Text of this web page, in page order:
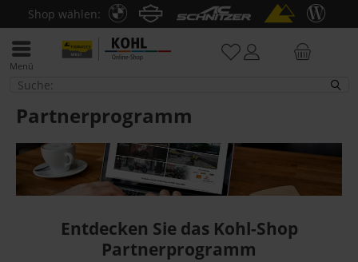
Shop wählen:
Menü
Partnerprogramm
Partnerprogramm
Entdecken Sie das Kohl-Shop
Partnerprogramm